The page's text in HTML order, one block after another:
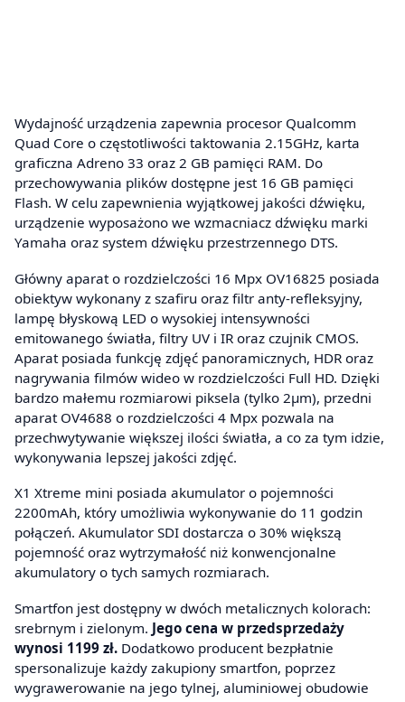
Wydajność urządzenia zapewnia procesor Qualcomm
Quad Core o częstotliwości taktowania 2.15GHz, karta
graficzna Adreno 33 oraz 2 GB pamięci RAM. Do
przechowywania plików dostępne jest 16 GB pamięci
Flash. W celu zapewnienia wyjątkowej jakości dźwięku,
urządzenie wyposażono we wzmacniacz dźwięku marki
Yamaha oraz system dźwięku przestrzennego DTS.
Główny aparat o rozdzielczości 16 Mpx OV16825 posiada
obiektyw wykonany z szafiru oraz filtr anty-refleksyjny,
lampę błyskową LED o wysokiej intensywności
emitowanego światła, filtry UV i IR oraz czujnik CMOS.
Aparat posiada funkcję zdjęć panoramicznych, HDR oraz
nagrywania filmów wideo w rozdzielczości Full HD. Dzięki
bardzo małemu rozmiarowi piksela (tylko 2µm), przedni
aparat OV4688 o rozdzielczości 4 Mpx pozwala na
przechwytywanie większej ilości światła, a co za tym idzie,
wykonywania lepszej jakości zdjęć.
X1 Xtreme mini posiada akumulator o pojemności
2200mAh, który umożliwia wykonywanie do 11 godzin
połączeń. Akumulator SDI dostarcza o 30% większą
pojemność oraz wytrzymałość niż konwencjonalne
akumulatory o tych samych rozmiarach.
Smartfon jest dostępny w dwóch metalicznych kolorach:
srebrnym i zielonym. Jego cena w przedsprzedaży
wynosi 1199 zł. Dodatkowo producent bezpłatnie
spersonalizuje każdy zakupiony smartfon, poprzez
wygrawerowanie na jego tylnej, aluminiowej obudowie